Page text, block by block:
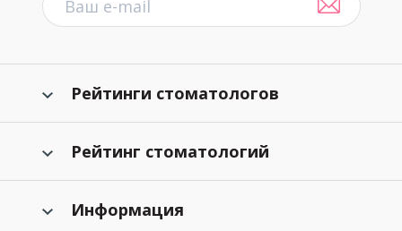
Рейтинги стоматологов
Рейтинг стоматологий
Информация